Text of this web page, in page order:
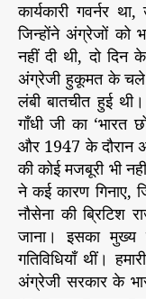
कार्यकारी गवर्नर
जिन्होंने अंग्रेजों को
नहीं दी थी, दो दिन
अंग्रेजी हुकूमत के चले
लंबी बातचीत हुई
गाँधी जी का
और 1947 के दौरान
की कोई मजबूरी भी
ने कई कारण गिनाए,
नौसेना की ब्रिटिश
जाना। इसका मुख्य
गतिविधियाँ थीं।
अंग्रेजी सरकार के